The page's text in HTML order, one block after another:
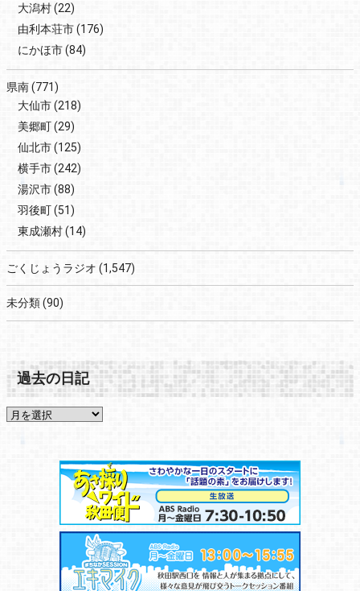
大潟村(22)
由利本荘市(176)
にかほ市(84)
県南(771)
大仙市(218)
美郷町(29)
仙北市(125)
横手市(242)
湯沢市(88)
羽後町(51)
東成瀬村(14)
ごくじょうラジオ (1,547)
未分類(90)
過去の日記